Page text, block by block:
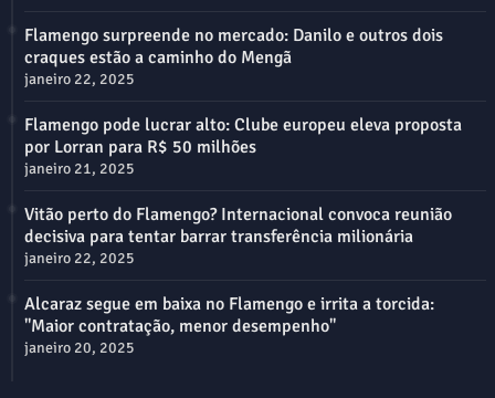
Flamengo surpreende no mercado: Danilo e outros dois
craques estão a caminho do Mengã
janeiro 22, 2025
Flamengo pode lucrar alto: Clube europeu eleva proposta
por Lorran para R$ 50 milhões
janeiro 21, 2025
Vitão perto do Flamengo? Internacional convoca reunião
decisiva para tentar barrar transferência milionária
janeiro 22, 2025
Alcaraz segue em baixa no Flamengo e irrita a torcida:
"Maior contratação, menor desempenho"
janeiro 20, 2025